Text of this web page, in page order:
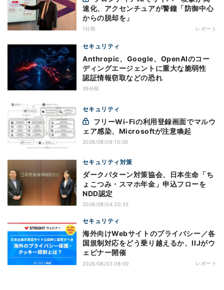
速化、アクセンチュアが警鐘「防御中心
からの脱却を」
1分前 レポート
セキュリティ
Anthropic、Google、OpenAIのコー
ディングエージェントに重大な脆弱性
認証情報窃取などの恐れ
39分前
セキュリティ
ェア感染、Microsoftが注意喚起
2026/08/06 10:00
セキュリティ対策
ダークパターン対策協会、日本生命「ち
ょこつみ・スマホ年金」申込フローを
NDD認定
2026/08/04 20:25
セキュリティ
海外向けWebサイトのプライバシー／各
国規制対応をどう乗り越えるか、IIJがウ
ェビナー開催
2026/08/03 08:00 レポート